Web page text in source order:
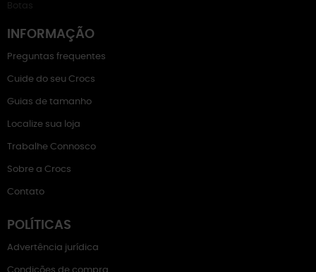
Botas
INFORMAÇÃO
Preguntas frequentes
Cuide do seu Crocs
Guias de tamanho
Localize sua loja
Trabalhe Connosco
Sobre a Crocs
Contato
POLÍTICAS
Advertência jurídica